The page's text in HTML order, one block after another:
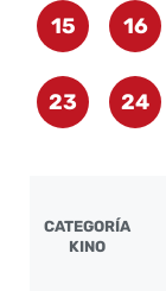
15 16
23 24
CATEGORÍA
KINO